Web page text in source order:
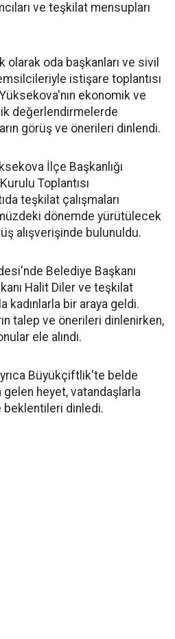
ve teşkilat mensupları
olarak oda başkanları ve sivil
istişare toplantısı
ekonomik ve
değerlendirmelerde
görüş ve önerileri dinlendi.
İlçe Başkanlığı
Toplantısı
teşkilat çalışmaları
dönemde yürütülecek
alışverişinde bulunuldu.
Belediye Başkanı
Halit Diler ve teşkilat
kadınlarla bir araya geldi.
talep ve önerileri dinlenirken,
ele alındı.
Büyükçiftlik'te belde
heyet, vatandaşlarla
dinledi.